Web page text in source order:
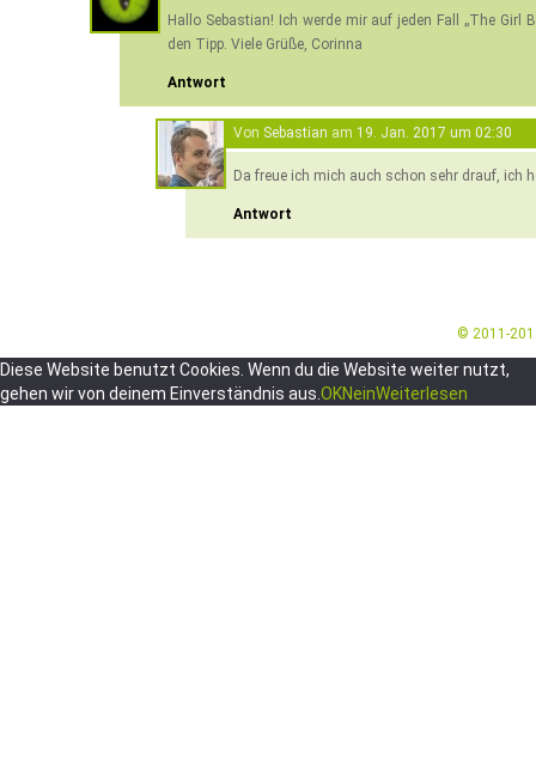
Hallo Sebastian! Ich werde mir auf jeden Fall „The Girl
den Tipp. Viele Grüße, Corinna
Antwort
Von Sebastian am 19. Jan. 2017 um 02:30
Da freue ich mich auch schon sehr drauf, ich
Antwort
© 2011-
Diese Website benutzt Cookies. Wenn du die Website weiter nutzt,
gehen wir von deinem Einverständnis aus. OKNeinWeiterlesen